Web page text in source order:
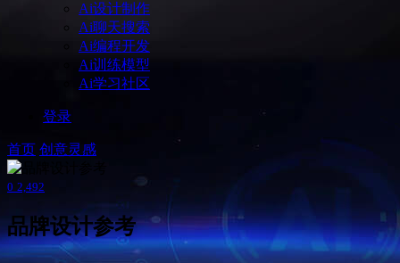
Ai设计制作
Ai聊天搜索
Ai编程开发
Ai训练模型
Ai学习社区
登录
首页 创意灵感
0 2,492
品牌设计参考